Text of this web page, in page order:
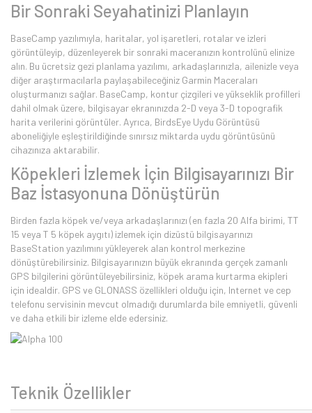
Bir Sonraki Seyahatinizi Planlayın
BaseCamp yazılımıyla, haritalar, yol işaretleri, rotalar ve izleri
görüntüleyip, düzenleyerek bir sonraki maceranızın kontrolünü elinize
alın. Bu ücretsiz gezi planlama yazılımı, arkadaşlarınızla, ailenizle veya
diğer araştırmacılarla paylaşabileceğiniz Garmin Maceraları
oluşturmanızı sağlar. BaseCamp, kontur çizgileri ve yükseklik profilleri
dahil olmak üzere, bilgisayar ekranınızda 2-D veya 3-D topografik
harita verilerini görüntüler. Ayrıca, BirdsEye Uydu Görüntüsü
aboneliğiyle eşleştirildiğinde sınırsız miktarda uydu görüntüsünü
cihazınıza aktarabilir.
Köpekleri İzlemek İçin Bilgisayarınızı Bir
Baz İstasyonuna Dönüştürün
Birden fazla köpek ve/veya arkadaşlarınızı (en fazla 20 Alfa birimi, TT
15 veya T 5 köpek aygıtı) izlemek için dizüstü bilgisayarınızı
BaseStation yazılımını yükleyerek alan kontrol merkezine
dönüştürebilirsiniz. Bilgisayarınızın büyük ekranında gerçek zamanlı
GPS bilgilerini görüntüleyebilirsiniz, köpek arama kurtarma ekipleri
için idealdir. GPS ve GLONASS özellikleri olduğu için, Internet ve cep
telefonu servisinin mevcut olmadığı durumlarda bile emniyetli, güvenli
ve daha etkili bir izleme elde edersiniz.
Teknik Özellikler